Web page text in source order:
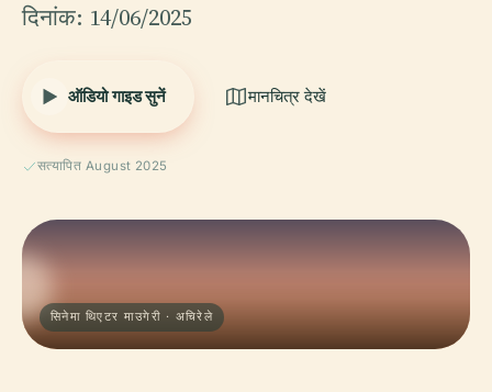
दिनांक: 14/06/2025
ऑडियो गाइड सुनें मानचित्र देखें
सत्यापित August 2025
सिनेमा थिएटर माउगेरी · अचिरेले